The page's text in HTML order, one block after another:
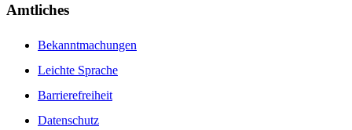
Amtliches
Bekanntmachungen
Leichte Sprache
Barrierefreiheit
Datenschutz